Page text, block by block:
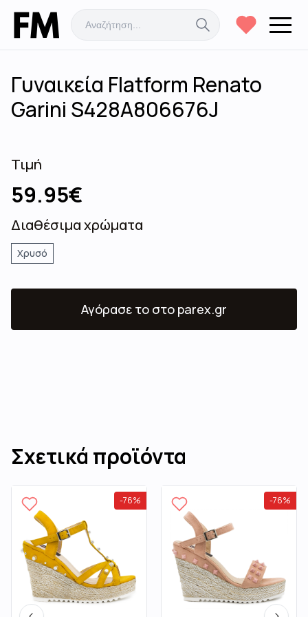
Γυναικεία Flatform Renato
Garini S428A806676J
Τιμή
59.95€
Διαθέσιμα χρώματα
Χρυσό
Αγόρασε το στο parex.gr
Σχετικά προϊόντα
-76% -76%